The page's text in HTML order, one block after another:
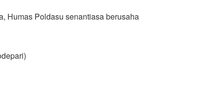
Humas Poldasu senantiasa berusaha